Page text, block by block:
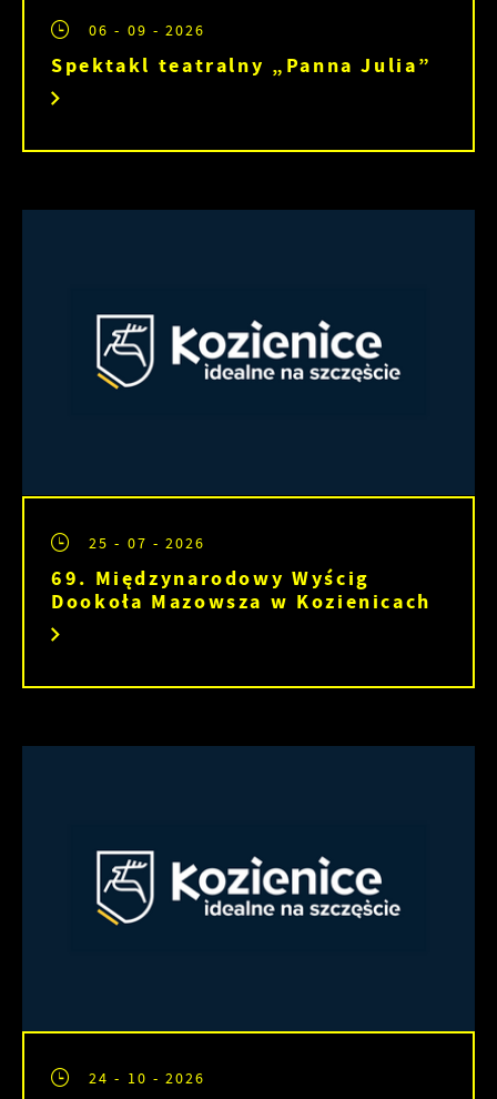
06 - 09 - 2026
Spektakl teatralny „Panna Julia”
25 - 07 - 2026
69. Międzynarodowy Wyścig
Dookoła Mazowsza w Kozienicach
24 - 10 - 2026